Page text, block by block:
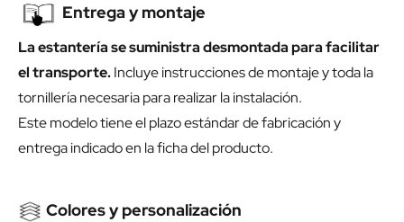
Entrega y montaje
La estantería se suministra desmontada para facilitar
el transporte.Incluye instrucciones de montaje y toda la
tornillería necesaria para realizar la instalación.
Este modelo tiene el plazo estándar de fabricación y
entrega indicado en la ficha del producto.
Colores y personalización